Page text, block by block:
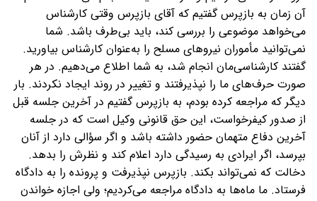
آن زمان به بازپرس گفتیم که آقای بازپرس وقتی کارشناس
می‌خواهد موضوعی را بررسی کند، باید بی‌طرف باشد. شما
نمی‌توانید مأموران نیروهای مسلح را به‌عنوان کارشناس بیاورید.
گفتند کارشناسی‌مان انجام شد، به شما اطلاع می‌دهیم. در هر
صورت حرف‌های ما را نپذیرفتند و تغییر در روند ایجاد نکردند. بار
دیگر که مراجعه کرده بودم، به بازپرس گفتیم در آخرین جلسه قبل
از صدور کیفرخواست، این حق قانونی وکیل است که در جلسه
آخرین دفاع متهمان حضور داشته باشد و اگر سؤالی دارد از آنان
بپرسد، اگر ایرادی به رسیدگی دارد اعلام کند و نظرش را بدهد.
دخالت که نمی‌تواند بکند. بازپرس نپذیرفت و پرونده را به دادگاه
فرستاد. ما ماه‌ها به دادگاه مراجعه می‌کردیم؛ ولی اجازه‌ خواندن